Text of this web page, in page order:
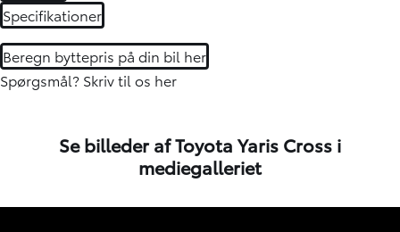
Specifikationer
Beregn byttepris på din bil her
Spørgsmål? Skriv til os her
Se billeder af Toyota Yaris Cross i
mediegalleriet